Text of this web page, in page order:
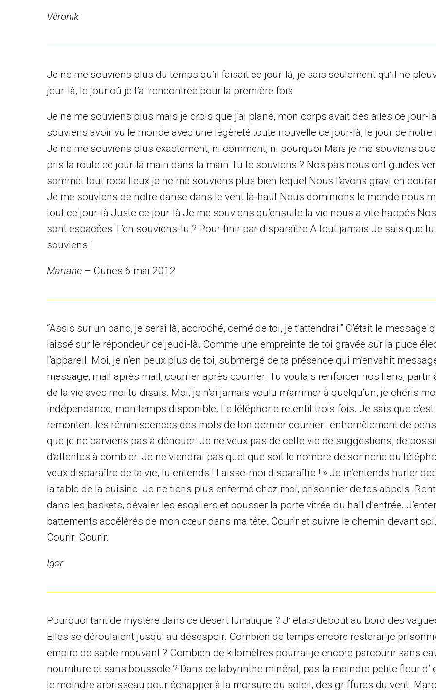
Véronik
Je ne me souviens plus du temps qu’il faisait ce jour-là, je sais seulement qu’il ne
jour-là, le jour où je t’ai rencontrée pour la première fois.
Je ne me souviens plus mais je crois que j’ai plané, mon corps avait des ailes ce jour-
souviens avoir vu le monde avec une légèreté toute nouvelle ce jour-là, le jour de notre
Je ne me souviens plus exactement, ni comment, ni pourquoi Mais je me souviens
pris la route ce jour-là main dans la main Tu te souviens ? Nos pas nous ont guidés
sommet tout rocailleux je ne me souviens plus bien lequel Nous l’avons gravi en
Je me souviens de notre danse dans le vent là-haut Nous dominions le monde nous
tout ce jour-là Juste ce jour-là Je me souviens qu’ensuite la vie nous a vite happés
sont espacées T’en souviens-tu ? Pour finir par disparaître A tout jamais Je sais que tu
souviens !
Mariane – Cunes 6 mai 2012
“Assis sur un banc, je serai là, accroché, cerné de toi, je t’attendrai.” C’était le message
laissé sur le répondeur ce jeudi-là. Comme une empreinte de toi gravée sur la puce
l’appareil. Moi, je n’en peux plus de toi, submergé de ta présence qui m’envahit
message, mail après mail, courrier après courrier. Tu voulais renforcer nos liens, partir
de la vie avec moi tu disais. Moi, je n’ai jamais voulu m’arrimer à quelqu’un, je chéris
indépendance, mon temps disponible. Le téléphone retentit trois fois. Je sais que c’est
remontent les réminiscences des mots de ton dernier courrier : entremêlement de
que je ne parviens pas à dénouer. Je ne veux pas de cette vie de suggestions, de
d’attentes à combler. Je ne viendrai pas quel que soit le nombre de sonnerie du
veux disparaître de ta vie, tu entends ! Laisse-moi disparaître ! » Je m’entends hurler
la table de la cuisine. Je ne tiens plus enfermé chez moi, prisonnier de tes appels.
dans les baskets, dévaler les escaliers et pousser la porte vitrée du hall d’entrée.
battements accélérés de mon cœur dans ma tête. Courir et suivre le chemin devant
Courir. Courir.
Igor
Pourquoi tant de mystère dans ce désert lunatique ? J’ étais debout au bord des
Elles se déroulaient jusqu’ au désespoir. Combien de temps encore resterai-je
empire de sable mouvant ? Combien de kilomètres pourrai-je encore parcourir sans
nourriture et sans boussole ? Dans ce labyrinthe minéral, pas la moindre petite fleur d’
le moindre arbrisseau pour échapper à la morsure du soleil, des griffures du vent.